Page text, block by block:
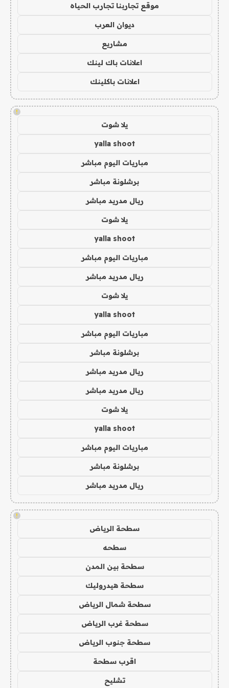
موقع تجاربنا تجارب الحياه
ديوان العرب
مشاريع
اعلانات باك لينك
اعلانات باكلينك
!
يلا شوت
yalla shoot
مباريات اليوم مباشر
برشلونة مباشر
ريال مدريد مباشر
يلا شوت
yalla shoot
مباريات اليوم مباشر
ريال مدريد مباشر
يلا شوت
yalla shoot
مباريات اليوم مباشر
برشلونة مباشر
ريال مدريد مباشر
ريال مدريد مباشر
يلا شوت
yalla shoot
مباريات اليوم مباشر
برشلونة مباشر
ريال مدريد مباشر
!
سطحة الرياض
سطحه
سطحة بين المدن
سطحة هيدروليك
سطحة شمال الرياض
سطحة غرب الرياض
سطحة جنوب الرياض
اقرب سطحة
تشليح